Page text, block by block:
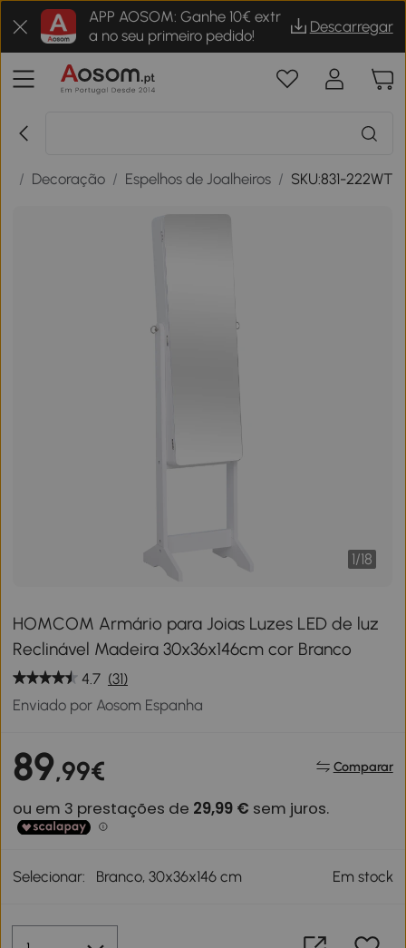
APP AOSOM: Ganhe 10€ extr
a no seu primeiro pedido!
Descarregar
/ Decoração / Espelhos de Joalheiros / SKU:831-222WT
1/18
HOMCOM Armário para Joias Luzes LED de luz
Reclinável Madeira 30x36x146cm cor Branco
4.7 (31)
Enviado por Aosom Espanha
89,99€ Comparar
Selecionar: Branco, 30x36x146 cm Em stock